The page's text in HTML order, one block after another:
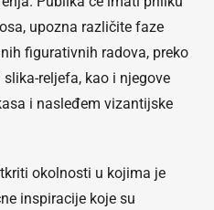
upozna različite faze
figurativnih radova, preko
reljefa, kao i njegove
i nasleđem vizantijske
okolnosti u kojima je
inspiracije koje su